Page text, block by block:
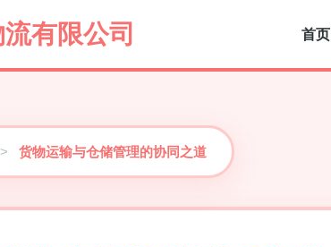
有限公司 首页
> 货物运输与仓储管理的协同之道